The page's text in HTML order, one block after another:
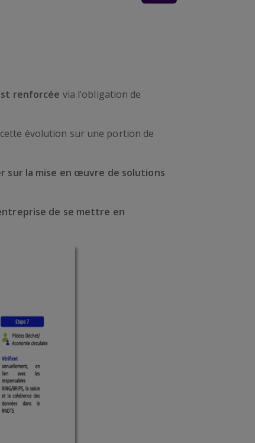
renforcée via l’obligation de
évolution sur une portion de
sur la mise en œuvre de solutions
de se mettre en